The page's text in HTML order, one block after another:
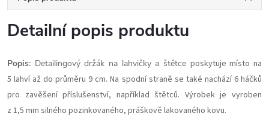
Detailní popis produktu
Popis: Detailingový držák na lahvičky a štětce poskytuje místo na
5 lahví až do průměru 9 cm. Na spodní straně se také nachází 6 háčků
pro zavěšení příslušenství, například štětců. Výrobek je vyroben
z 1,5 mm silného pozinkovaného, práškově lakovaného kovu.